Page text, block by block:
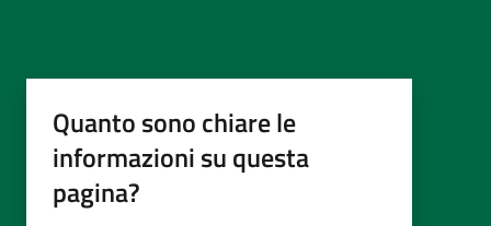
Quanto sono chiare le
informazioni su questa
pagina?